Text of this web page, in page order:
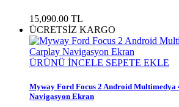
15,090.00 TL
ÜCRETSİZ KARGO
ÜRÜNÜ İNCELE SEPETE EKLE
Myway Ford Focus 2 Android Multimedya
Navigasyon Ekran